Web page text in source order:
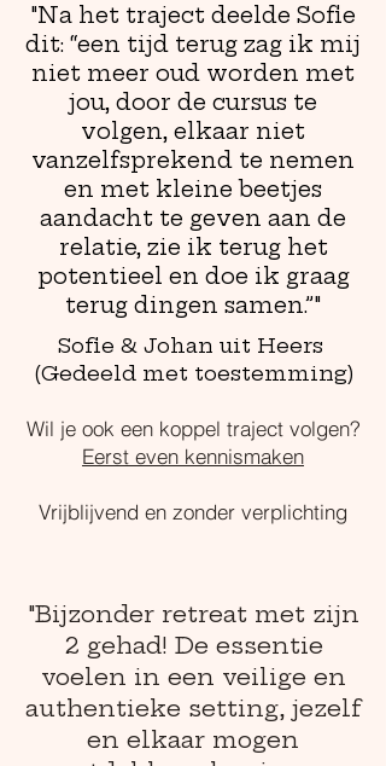
"Na het traject deelde Sofie
dit: “een tijd terug zag ik mij
niet meer oud worden met
jou, door de cursus te
volgen, elkaar niet
vanzelfsprekend te nemen
en met kleine beetjes
aandacht te geven aan de
relatie, zie ik terug het
potentieel en doe ik graag
terug dingen samen.”"
Sofie & Johan uit Heers
(Gedeeld met toestemming)
Wil je ook een koppel traject volgen?
Eerst even kennismaken
Vrijblijvend en zonder verplichting
"Bijzonder retreat met zijn
2 gehad! De essentie
voelen in een veilige en
authentieke setting, jezelf
en elkaar mogen